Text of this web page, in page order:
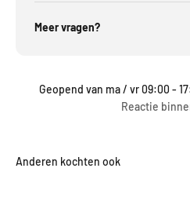
Meer vragen?
Geopend van ma / vr 09:00 -
Reactie